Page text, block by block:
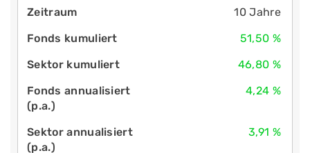
10 Jahre
51,50 %
46,80 %
4,24 %
3,91 %